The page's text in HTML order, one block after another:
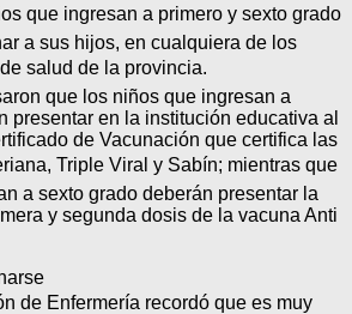
que ingresan a primero y sexto grado
a sus hijos, en cualquiera de los
salud de la provincia.
que los niños que ingresan a
presentar en la institución educativa al
de Vacunación que certifica las
Triple Viral y Sabín; mientras que
a sexto grado deberán presentar la
y segunda dosis de la vacuna Anti
de Enfermería recordó que es muy